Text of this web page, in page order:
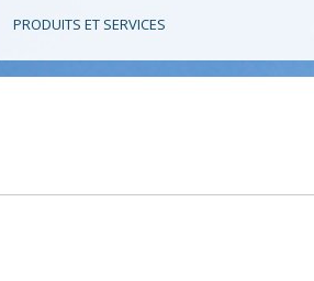
PRODUITS ET SERVICES